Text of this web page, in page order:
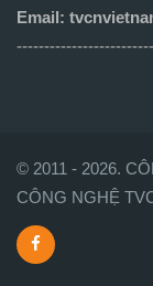
Email:
© 2011 - 2026.
CÔNG NGHỆ